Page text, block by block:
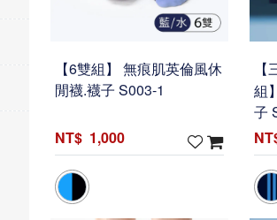
【6雙組】 無痕肌英倫風休
閒襪.襪子 S003-1
1,000
組
子